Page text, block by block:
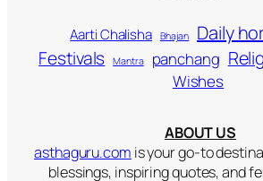
Aarti Chalisha Bhajan Daily
Festivals Mantra panchang
Wishes
ABOUT US
asthaguru.com is your go-to
blessings, inspiring quotes, and